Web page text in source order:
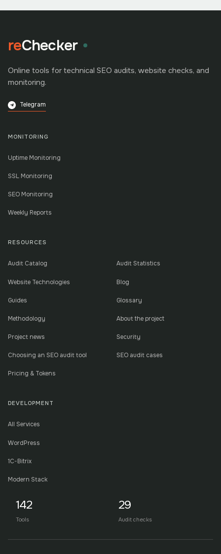
reChecker
Online tools for technical SEO audits, website checks, and
monitoring.
Telegram
MONITORING
Uptime Monitoring
SSL Monitoring
SEO Monitoring
Weekly Reports
RESOURCES
Audit Catalog Audit Statistics
Website Technologies Blog
Guides Glossary
Methodology About the project
Project news Security
Choosing an SEO audit tool SEO audit cases
Pricing & Tokens
DEVELOPMENT
All Services
WordPress
1C-Bitrix
Modern Stack
142
Tools
29
Audit checks